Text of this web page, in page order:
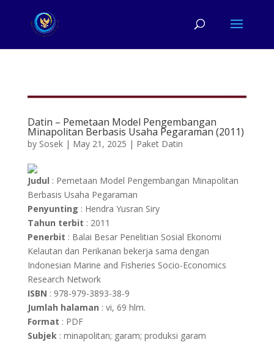
Datin – Pemetaan Model Pengembangan
Minapolitan Berbasis Usaha Pegaraman (2011)
by Sosek| May 21, 2025 | Paket Datin
Judul : Pemetaan Model Pengembangan Minapolitan
Berbasis Usaha Pegaraman
Penyunting : Hendra Yusran Siry
Tahun terbit : 2011
Penerbit : Balai Besar Penelitian Sosial Ekonomi
Kelautan dan Perikanan bekerja sama dengan
Indonesian Marine and Fisheries Socio-Economics
Research Network
ISBN : 978-979-3893-38-9
Jumlah halaman : vi, 69 hlm.
Format : PDF
Subjek: minapolitan; garam; produksi garam